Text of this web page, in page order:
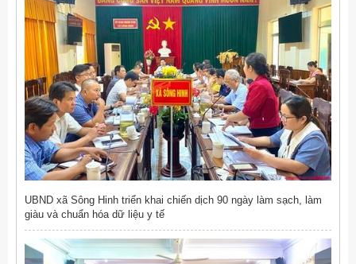
UBND xã Sông Hinh triển khai chiến dịch 90 ngày làm sạch, làm
giàu và chuẩn hóa dữ liệu y tế